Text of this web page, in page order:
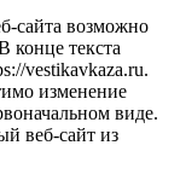
сайта возможно
конце текста
vestikavkaza.ru.
изменение
виде.
веб-сайт из